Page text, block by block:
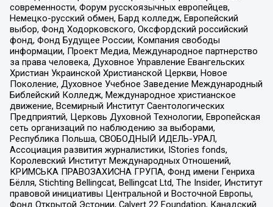
современности, Форум русскоязычных европейцев,
Немецко-русский обмен, Бард колледж, Европейский
выбор, Фонд Ходорковского, Оксфордский российский
фонд, Фонд Будущее России, Компания свободы
информации, Проект Медиа, Международное партнерство
за права человека, Духовное Управление Евангельских
Христиан Украинской Христианской Церкви, Новое
Поколение, Духовное Учебное Заведение Международный
Библейский Колледж, Международное христианское
движение, Всемирный Институт Саентологических
Предприятий, Церковь Духовной Технологии, Европейская
сеть организаций по наблюдению за выборами,
Республика Польша, СВОБОДНЫЙ ИДЕЛЬ-УРАЛ,
Ассоциация развития журналистики, IStories fonds,
Королевский Институт Международных Отношений,
КРИМСЬКА ПРАВОЗАХИСНА ГРУПА, Фонд имени Генриха
Бёлля, Stichting Bellingcat, Bellingcat Ltd, The Insider, Институт
правовой инициативы Центральной и Восточной Европы,
Фонд Открытой Эстонии, Calvert 22 Foundation, Канадский